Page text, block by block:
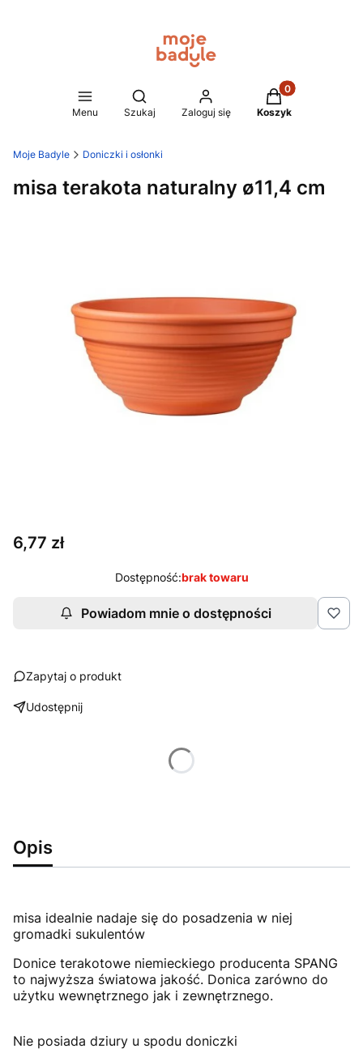
Menu
Otwórz wyszukiwarkę
Szukaj Zaloguj się
Produkty w
Koszyk
Moje Badyle Doniczki i osłonki
misa terakota naturalny ø11,4 cm
Cena
6,77 zł
Dostępność:brak towaru
Powiadom mnie o dostępności
Zapytaj o produkt
Udostępnij
Poszczególne warianty mogą różnić się ceną
Opis
misa idealnie nadaje się do posadzenia w niej
gromadki sukulentów
Donice terakotowe niemieckiego producenta SPANG
to najwyższa światowa jakość. Donica zarówno do
użytku wewnętrznego jak i zewnętrznego.
Nie posiada dziury u spodu doniczki